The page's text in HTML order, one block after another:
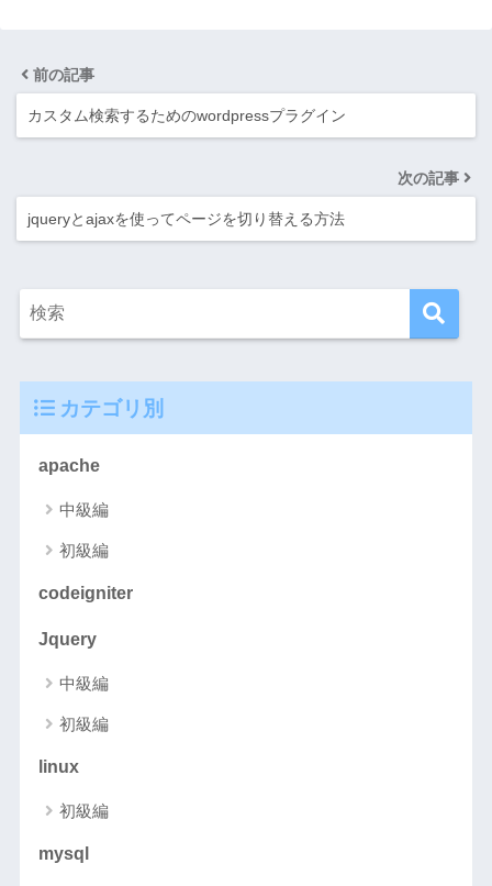
前の記事
カスタム検索するためのwordpressプラグイン
次の記事
jqueryとajaxを使ってページを切り替える方法
カテゴリ別
apache
中級編
初級編
codeigniter
Jquery
中級編
初級編
linux
初級編
mysql